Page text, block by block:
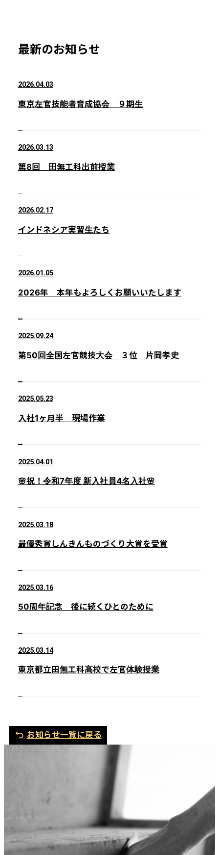
最新のお知らせ
東京左官技能者育成協会 ９期生
2026.04.03
第8回 田無工科出前授業
2026.03.13
インドネシア実習生たち
2026.02.17
2026年 本年もよろしくお願いいたします
2026.01.05
第50回全国左官競技大会 ３位 片岡孝史
2025.09.24
入社1ヶ月半 現場作業
2025.05.23
🌸祝！令和7年度 新入社員4名入社🌸
2025.04.01
最優秀賞しんきんものづくり大賞を受賞
2025.03.18
50周年記念 後に続くひとのために
2025.03.16
東京都立田無工科高校で左官体験授業
2025.03.14
お知らせ一覧に戻る
電
メ